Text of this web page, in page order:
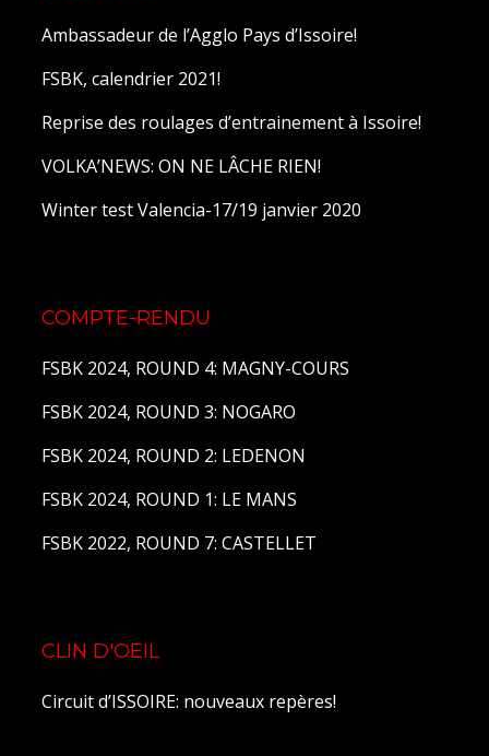
Ambassadeur de l’Agglo Pays d’Issoire!
FSBK, calendrier 2021!
Reprise des roulages d’entrainement à Issoire!
VOLKA’NEWS: ON NE LÂCHE RIEN!
Winter test Valencia-17/19 janvier 2020
COMPTE-RENDU
FSBK 2024, ROUND 4: MAGNY-COURS
FSBK 2024, ROUND 3: NOGARO
FSBK 2024, ROUND 2: LEDENON
FSBK 2024, ROUND 1: LE MANS
FSBK 2022, ROUND 7: CASTELLET
CLIN D'OEIL
Circuit d’ISSOIRE: nouveaux repères!